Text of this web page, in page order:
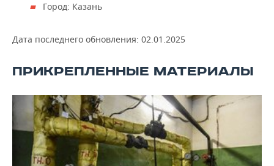
Город: Казань
Дата последнего обновления: 02.01.2025
ПРИКРЕПЛЕННЫЕ МАТЕРИАЛЫ